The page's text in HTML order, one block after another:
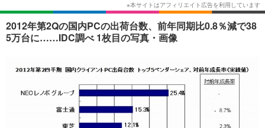
韓国・芸能
音楽 スポーツ
ショッピング その他
ライフTOP グルメ
ペット ショッピング
リリース一覧
プッシュ通知の停止方法
2012年第2Qの国内PCの出荷台数、前年同期比0.8％減で38
5万台に……IDC調べ 1枚目の写真・画像